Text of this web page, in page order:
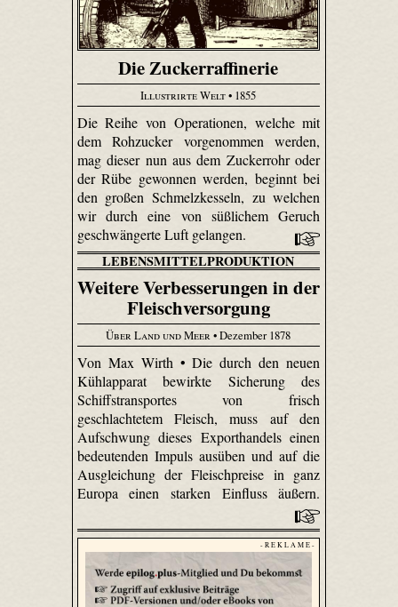
Die Zuckerraffinerie
Illustrirte Welt• 1855
Die Reihe von Operationen, welche mit
dem Rohzucker vorgenommen werden,
mag dieser nun aus dem Zuckerrohr oder
der Rübe gewonnen werden, beginnt bei
den großen Schmelzkesseln, zu welchen
wir durch eine von süßlichem Geruch
geschwängerte Luft gelangen.
LEBENSMITTELPRODUKTION
Weitere Verbesserungen in der
Fleischversorgung
Über Land und Meer• Dezember 1878
Von Max Wirth • Die durch den neuen
Kühlapparat bewirkte Sicherung des
Schiffstransportes von frisch
geschlachtetem Fleisch, muss auf den
Aufschwung dieses Exporthandels einen
bedeutenden Impuls ausüben und auf die
Ausgleichung der Fleischpreise in ganz
Europa einen starken Einfluss äußern.
- R E K L A M E -